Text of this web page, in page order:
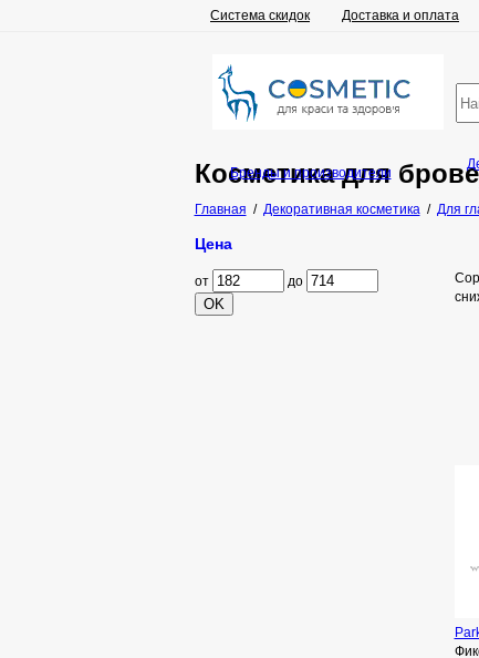
Система скидок Доставка и оплата
Косметика для
Главная / Декоративная косметика/ Для
Бренды и производители
Цена
от до
OK